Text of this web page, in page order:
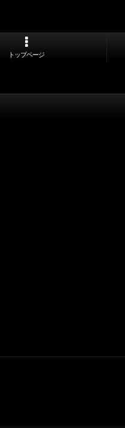
トップページ